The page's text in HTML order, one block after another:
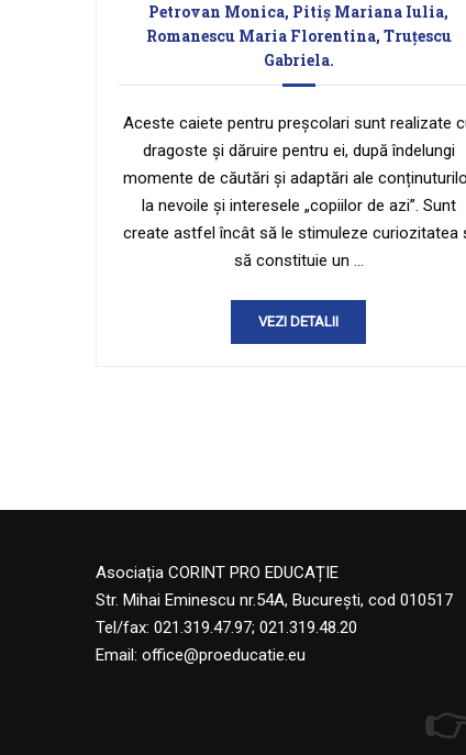
Petrovan Monica, Pitiș Mariana Iulia,
Romanescu Maria Florentina, Truțescu
Gabriela.
Aceste caiete pentru preșcolari sunt realizate
dragoste și dăruire pentru ei, după îndelungi
momente de căutări și adaptări ale
la nevoile și interesele „copiilor de azi”. Sunt
create astfel încât să le stimuleze curiozitatea
să constituie un …
VEZI DETALII
Asociația CORINT PRO EDUCAȚIE
Str. Mihai Eminescu nr.54A, București, cod 010517
Tel/fax: 021.319.47.97; 021.319.48.20
Email: office@proeducatie.eu